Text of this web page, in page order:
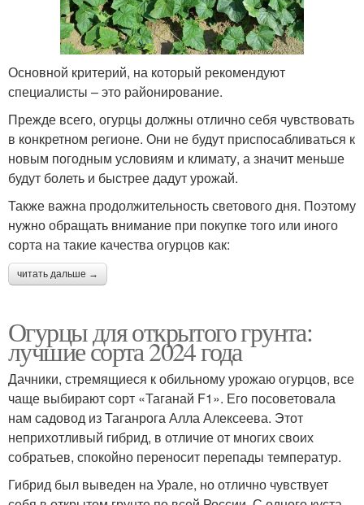
Основной критерий, на который рекомендуют
специалисты – это районирование.
Прежде всего, огурцы должны отлично себя чувствовать
в конкретном регионе. Они не будут приспосабливаться к
новым погодным условиям и климату, а значит меньше
будут болеть и быстрее дадут урожай.
Также важна продолжительность светового дня. Поэтому
нужно обращать внимание при покупке того или иного
сорта на такие качества огурцов как:
читать дальше →
Огурцы для открытого грунта:
лучшие сорта 2024 года
Дачники, стремящиеся к обильному урожаю огурцов, все
чаще выбирают сорт «Таганай F1». Его посоветовала
нам садовод из Таганрога Алла Алексеева. Этот
неприхотливый гибрид, в отличие от многих своих
собратьев, спокойно переносит перепады температур.
Гибрид был выведен на Урале, но отлично чувствует